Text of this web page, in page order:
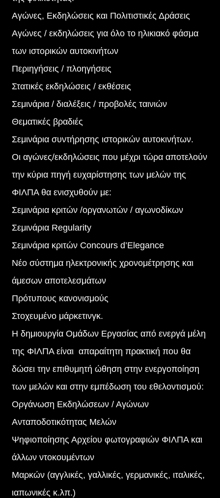
Αγώνες, Εκδηλώσεις και Πολιτιστικές Δράσεις
Αγώνες / εκδηλώσεις για όλο το ηλικιακό φάσμα
των ιστορικών αυτοκινήτων
Περιηγήσεις / πλοηγήσεις
Στατικές εκδηλώσεις / εκθέσεις
Σεμινάρια / διαλέξεις / προβολές ταινιών
Θεματικές βραδιές
Σεμινάρια συντήρησης ιστορικών αυτοκινήτων.
Οι αγώνες/εκδηλώσεις που μέχρι τώρα αποτελούν
την κύρια πηγή ευχαρίστησης των μελών της
ΦΙΛΠΑ θα ενισχυθούν με:
Σεμινάρια κριτών /οργανωτών / αγωνοδίκων
Σεμινάρια Regularity
Σεμινάρια κριτών Concours d’Elegance
Νέο σύστημα ηλεκτρονικής χρονομέτρησης και
άμεσων αποτελεσμάτων
Πρότυπους κανονισμούς
Στοχευμένο μάρκετινγκ.
Η δημιουργία Ομάδων Εργασίας από ενεργά μέλη
της ΦΙΛΠΑ είναι απαραίτητη πρακτική που θα
δώσει την επιθυμητή ώθηση στην ενεργοποίηση
των μελών και στην εμπέδωση του εθελοντισμού:
Οργάνωση Εκδηλώσεων / Αγώνων
Ανταποδοτικότητας Μελών
Ψηφιοποίησης Αρχείου φωτογραφιών ΦΙΛΠΑ και
άλλων ντοκουμέντων
Μαρκών (αγγλικές, γαλλικές, γερμανικές, ιταλικές,
ιαπωνικές κ.λπ.)